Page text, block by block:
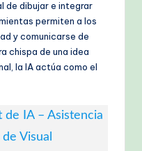
de dibujar e integrar
permiten a los
y comunicarse de
chispa de una idea
la IA actúa como el
de IA – Asistencia
Visual